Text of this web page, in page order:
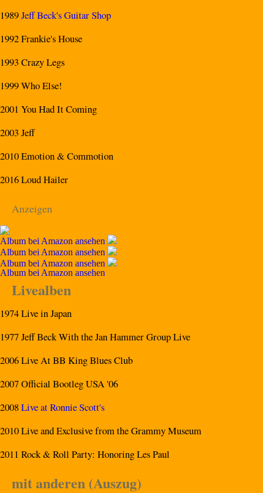
1989Jeff Beck's Guitar Shop
1992 Frankie's House
1993 Crazy Legs
1999 Who Else!
2001 You Had It Coming
2003 Jeff
2010 Emotion & Commotion
2016 Loud Hailer
Anzeigen
Album bei Amazon ansehen
Album bei Amazon ansehen
Album bei Amazon ansehen
Album bei Amazon ansehen
Livealben
1974 Live in Japan
1977 Jeff Beck With the Jan Hammer Group Live
2006 Live At BB King Blues Club
2007 Official Bootleg USA '06
2008Live at Ronnie Scott's
2010 Live and Exclusive from the Grammy Museum
2011 Rock & Roll Party: Honoring Les Paul
mit anderen (Auszug)